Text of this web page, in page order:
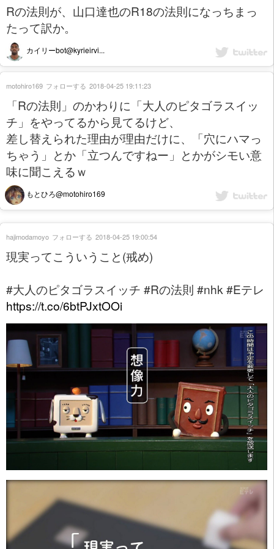
Rの法則が、山口達也のR18の法則になっちまっ
たって訳か。
カイリーbot@kyrieirvi...
「Rの法則」のかわりに「大人のピタゴラスイッ
チ」をやってるから見てるけど、
差し替えられた理由が理由だけに、「穴にハマっ
ちゃう」とか「立つんですねー」とかがシモい意
味に聞こえるｗ
もとひろ@motohiro169
motohiro169 フォローする 2018-04-25 19:11:23
現実ってこういうこと(戒め)
#大人のピタゴラスイッチ #Rの法則 #nhk #Eテレ
https://t.co/6btPJxtOOi
hajimodamoyo フォローする 2018-04-25 19:00:54